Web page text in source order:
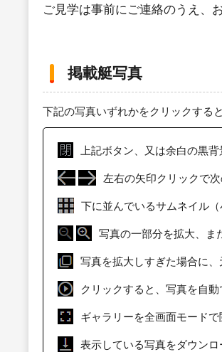
ご見学は事前にご連絡のうえ、
掲載艇写真
下記の写真いずれかをクリックする
上記ボタン、又は余白の黒
左右の矢印クリックで
下に並んでいるサムネイル
写真の一部分を拡大、ま
写真を拡大しすぎた場合に、
クリックすると、写真を自
ギャラリーを全画面モード
表示している写真をダウンロ